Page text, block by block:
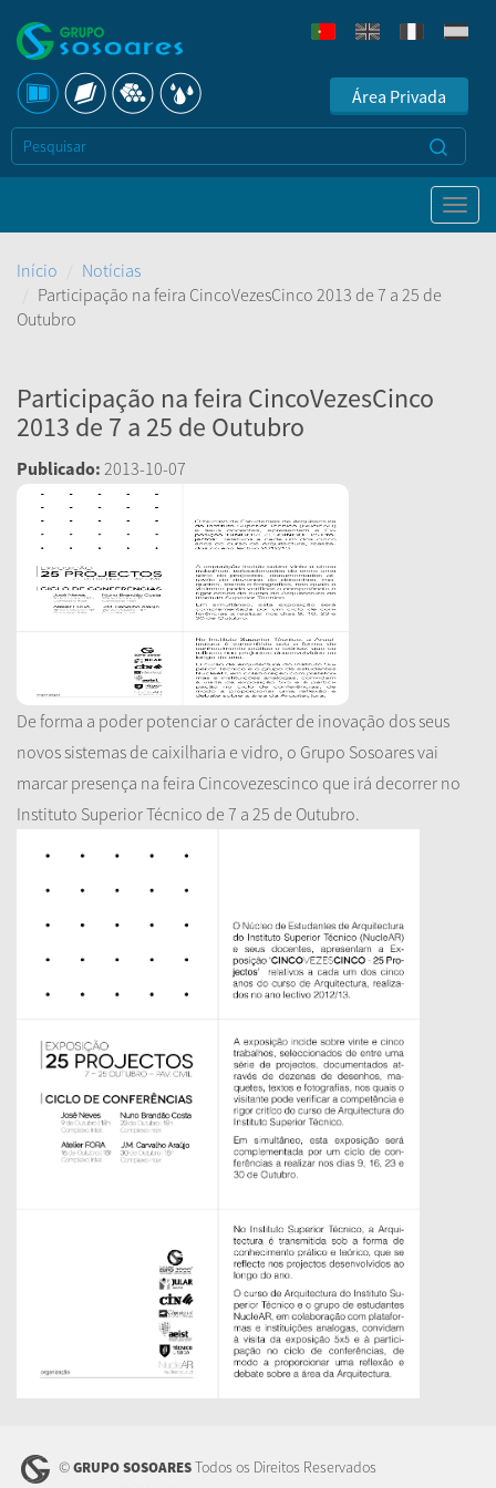
Área Privada
Início
Notícias
Participação na feira CincoVezesCinco 2013 de 7 a 25 de
Outubro
Participação na feira CincoVezesCinco
2013 de 7 a 25 de Outubro
Publicado: 2013-10-07
De forma a poder potenciar o carácter de inovação dos seus
novos sistemas de caixilharia e vidro, o Grupo Sosoares vai
marcar presença na feira Cincovezescinco que irá decorrer no
Instituto Superior Técnico de 7 a 25 de Outubro.
©GRUPO SOSOARESTodos os Direitos Reservados